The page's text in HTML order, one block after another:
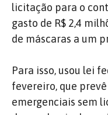
licitação para o
gasto de R$ 2,4
de máscaras a um
Para isso, usou lei
fevereiro, que
emergenciais sem